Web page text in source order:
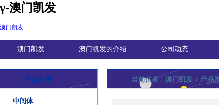
γ-澳门凯发
澳门凯发
澳门凯发 澳门凯发的介绍 公司动态
产品目录
中间体
当前位置 : 澳门凯发 > 产品